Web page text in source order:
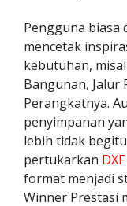
Pengguna biasa
mencetak
kebutuhan,
Bangunan, Jalur
Perangkatnya.
penyimpanan
lebih tidak
pertukarkan DXF
format menjadi
Winner Prestasi